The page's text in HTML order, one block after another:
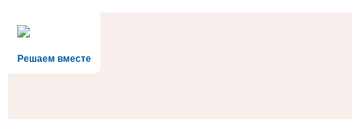
Решаем вместе